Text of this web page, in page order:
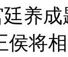
廷养
侯将